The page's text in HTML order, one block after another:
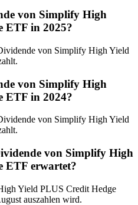
von Simplify High
ETF in 2025?
von Simplify High Yield
von Simplify High
ETF in 2024?
von Simplify High Yield
von Simplify High
ETF erwartet?
Yield PLUS Credit Hedge
auszahlen wird.